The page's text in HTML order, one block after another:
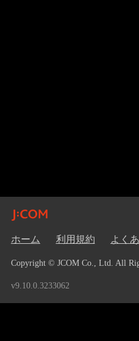
ホーム 利用規約 よく
Copyright © JCOM Co., Ltd. All
v9.10.0.3233062